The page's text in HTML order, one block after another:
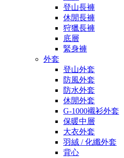
登山長褲
休閒長褲
狩獵長褲
底層
緊身褲
外套
登山外套
防風外套
防水外套
休閒外套
G-1000襯衫外套
保暖中層
大衣外套
羽絨 / 化纖外套
背心